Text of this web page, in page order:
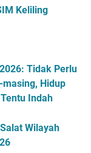
Keliling
Tidak Perlu
Hidup
Indah
Wilayah